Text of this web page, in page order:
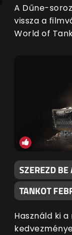
A Dűne-
vissza a
World of
SZEREZD BE
TANKOT
Használd ki